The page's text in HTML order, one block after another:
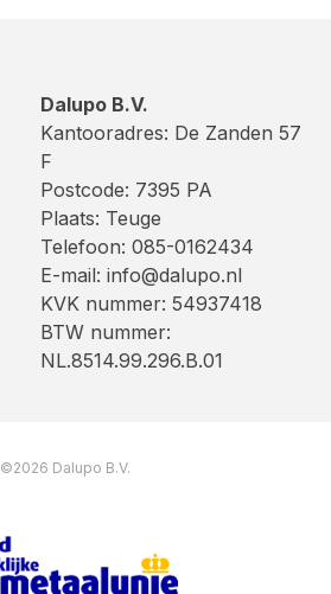
Dalupo B.V.
Kantooradres: De Zanden 57
F
Postcode: 7395 PA
Plaats: Teuge
Telefoon: 085-0162434
E-mail: info@dalupo.nl
KVK nummer: 54937418
BTW nummer:
NL.8514.99.296.B.01
©2026 Dalupo B.V.